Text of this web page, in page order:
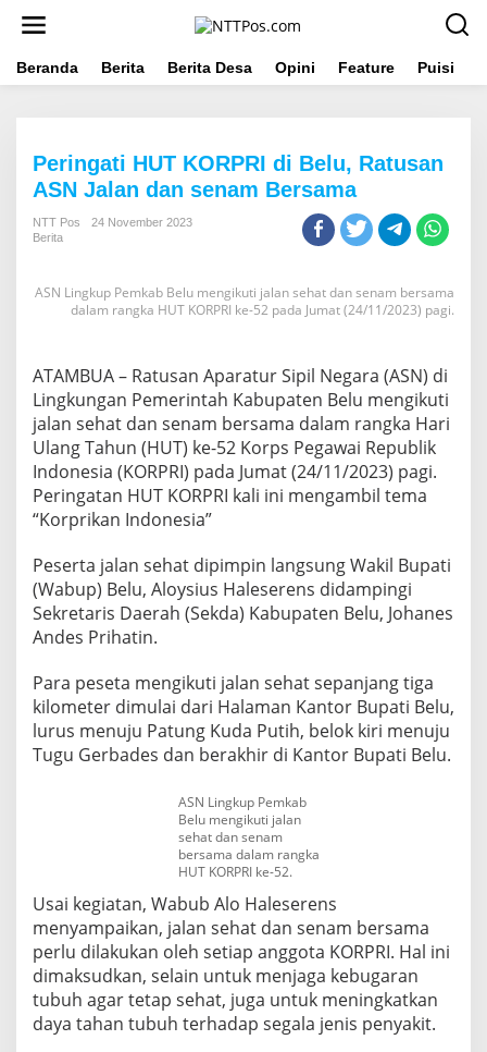
t
Beranda Berita Berita Desa Opini Feature Puisi
Peringati HUT KORPRI di Belu, Ratusan
ASN Jalan dan senam Bersama
NTT Pos
24 November 2023
Berita
ASN Lingkup Pemkab Belu mengikuti jalan sehat dan senam bersama
dalam rangka HUT KORPRI ke-52 pada Jumat (24/11/2023) pagi.
ATAMBUA – Ratusan Aparatur Sipil Negara (ASN) di
Lingkungan Pemerintah Kabupaten Belu mengikuti
jalan sehat dan senam bersama dalam rangka Hari
Ulang Tahun (HUT) ke-52 Korps Pegawai Republik
Indonesia (KORPRI) pada Jumat (24/11/2023) pagi.
Peringatan HUT KORPRI kali ini mengambil tema
“Korprikan Indonesia”
Peserta jalan sehat dipimpin langsung Wakil Bupati
(Wabup) Belu, Aloysius Haleserens didampingi
Sekretaris Daerah (Sekda) Kabupaten Belu, Johanes
Andes Prihatin.
Para peseta mengikuti jalan sehat sepanjang tiga
kilometer dimulai dari Halaman Kantor Bupati Belu,
lurus menuju Patung Kuda Putih, belok kiri menuju
Tugu Gerbades dan berakhir di Kantor Bupati Belu.
ASN Lingkup Pemkab
Belu mengikuti jalan
sehat dan senam
bersama dalam rangka
HUT KORPRI ke-52.
Usai kegiatan, Wabub Alo Haleserens
menyampaikan, jalan sehat dan senam bersama
perlu dilakukan oleh setiap anggota KORPRI. Hal ini
dimaksudkan, selain untuk menjaga kebugaran
tubuh agar tetap sehat, juga untuk meningkatkan
daya tahan tubuh terhadap segala jenis penyakit.